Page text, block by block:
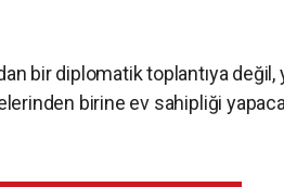
bir diplomatik toplantıya
birine ev sahipliği